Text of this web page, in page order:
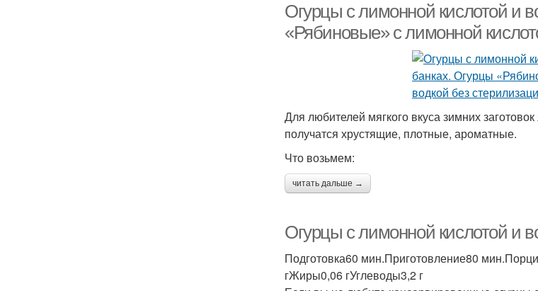
Огурцы с лимонной кислотой и
«Рябиновые» с лимонной
Для любителей мягкого вкуса зимних
получатся хрустящие, плотные, ароматные.
Что возьмем:
читать дальше →
Огурцы с лимонной кислотой и
Подготовка60 мин.Приготовление80
гЖиры0,06 гУглеводы3,2 г